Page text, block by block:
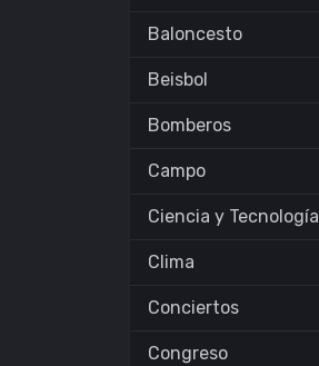
Baloncesto
Beisbol
Bomberos
Campo
Ciencia y Tecnología
Clima
Conciertos
Congreso